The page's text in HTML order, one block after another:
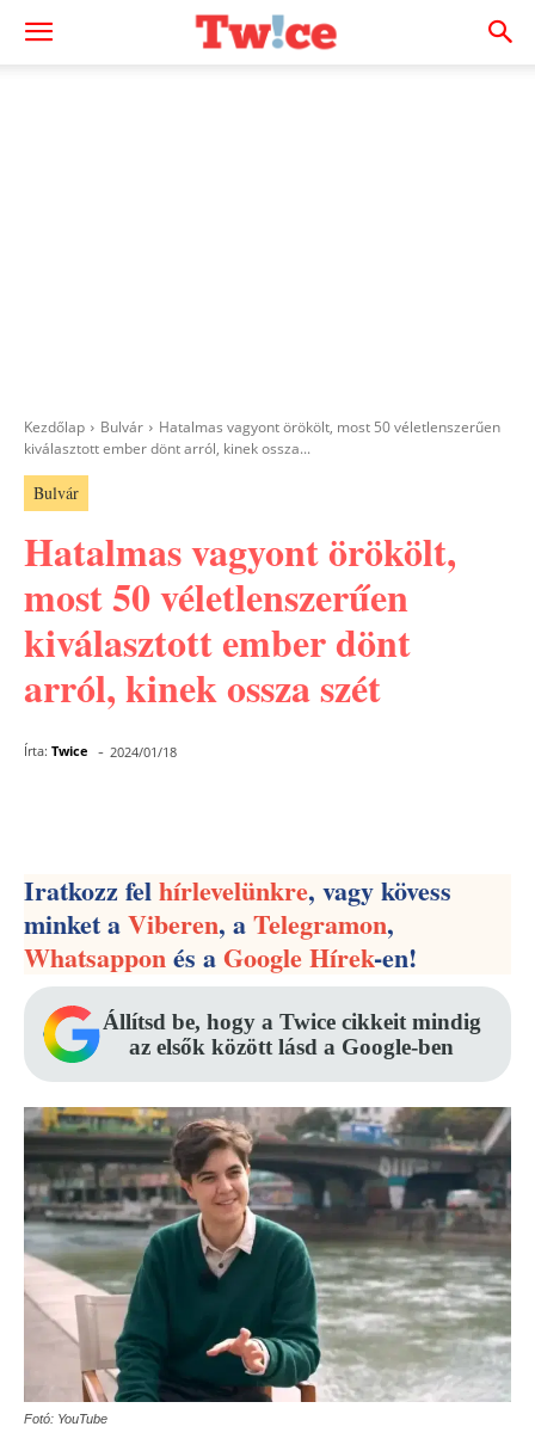
Kezdőlap Bulvár
Hatalmas vagyont örökölt, most 50 véletlenszerűen
kiválasztott ember dönt arról, kinek ossza...
Bulvár
Hatalmas vagyont örökölt,
most 50 véletlenszerűen
kiválasztott ember dönt
arról, kinek ossza szét
Írta: Twice - 2024/01/18
Iratkozz felhírlevelünkre, vagy kövess
minket aViberen, aTelegramon,
Whatsapponés aGoogle Hírek-en!
Állítsd be, hogy a Twice cikkeit mindig
az elsők között lásd a Google-ben
Fotó: YouTube